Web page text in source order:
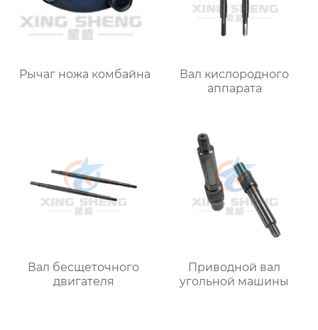
Рычаг ножа комбайна
Вал кислородного
аппарата
Вал бесщеточного
двигателя
Приводной вал
угольной машины